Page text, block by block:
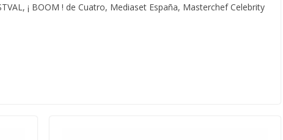
¡ BOOM ! de Cuatro, Mediaset España, Masterchef Celebrity